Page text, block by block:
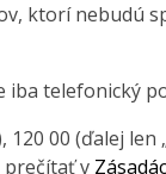
ktorí nebudú
iba telefonický
00 (ďalej len
prečítať v